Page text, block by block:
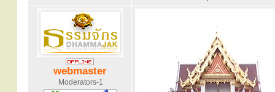
webmaster
Moderators-1